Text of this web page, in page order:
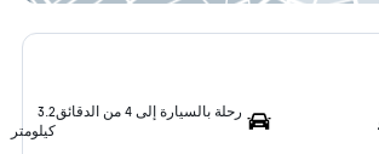
رحلة بالسيارة إلى 4 من الدقائق
3.2
كيلومتر